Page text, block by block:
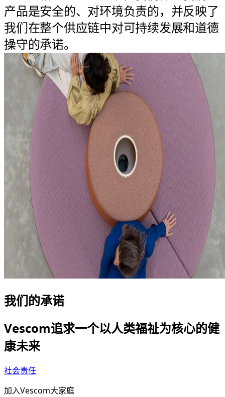
产品是安全的、对环境负责的，并反映了
我们在整个供应链中对可持续发展和道德
操守的承诺。
我们的承诺
Vescom追求一个以人类福祉为核心的健
康未来
社会责任
加入Vescom大家庭